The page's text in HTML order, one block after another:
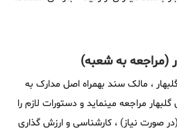
، مالک سند بهمراه اصل مدارک به
مراجعه مینماید و دستورات لازم را
صورت نیاز) ، کارشناسی و ارزش گذاری